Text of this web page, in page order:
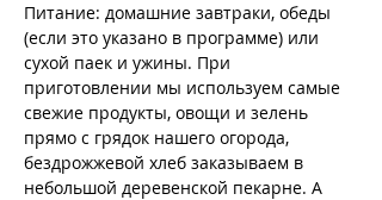
Питание: домашние завтраки, обеды
(если это указано в программе) или
сухой паек и ужины. При
приготовлении мы используем самые
свежие продукты, овощи и зелень
прямо с грядок нашего огорода,
бездрожжевой хлеб заказываем в
небольшой деревенской пекарне. А